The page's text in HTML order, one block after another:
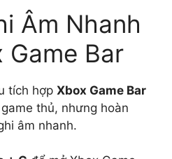
Âm Nhanh
Game Bar
tích hợp Xbox Game Bar
thủ, nhưng hoàn
âm nhanh.